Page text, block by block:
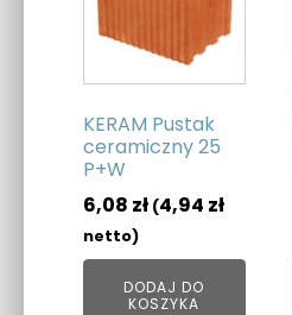
KERAM Pustak
ceramiczny 25
P+W
6,08 zł (4,94 zł
netto)
DODAJ DO
KOSZYKA